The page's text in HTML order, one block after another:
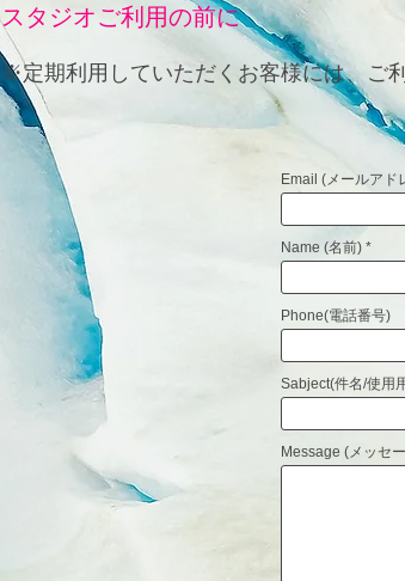
スタジオご利用の前に
※定期利用していただくお客様には、ご
Email (メールアド
Name (名前)
Phone(電話番号)
Sabject(件名/使用
Message (メッセ